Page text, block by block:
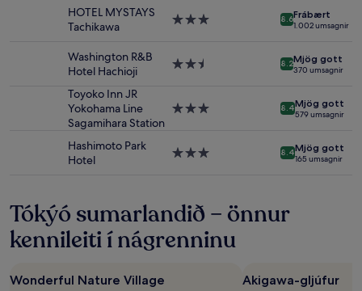
HOTEL MYSTAYS
Tachikawa
3.0
8.6Frábært
1.002 umsagnir
Washington R&B
Hotel Hachioji
2.5
8.2Mjög gott
370 umsagnir
Toyoko Inn JR
Yokohama Line
Sagamihara Station
3.0
8.4Mjög gott
579 umsagnir
Hashimoto Park
Hotel
3.0
8.4Mjög gott
165 umsagnir
Tókýó sumarlandið – önnur
kennileiti í nágrenninu
Wonderful Nature Village Akigawa-gljúfur